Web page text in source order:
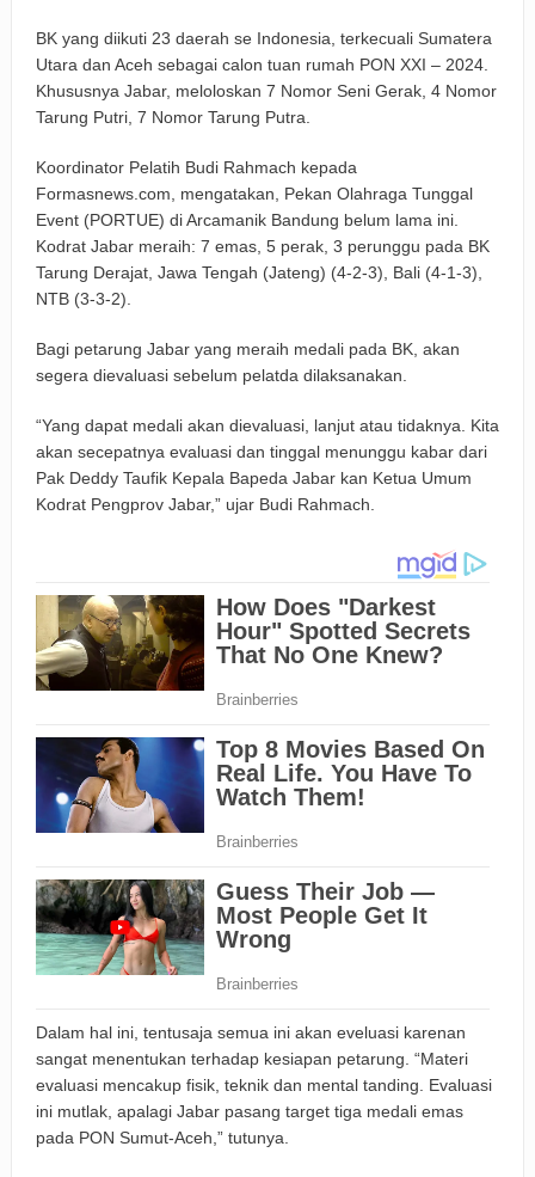
BK yang diikuti 23 daerah se Indonesia, terkecuali Sumatera
Utara dan Aceh sebagai calon tuan rumah PON XXI – 2024.
Khususnya Jabar, meloloskan 7 Nomor Seni Gerak, 4 Nomor
Tarung Putri, 7 Nomor Tarung Putra.
Koordinator Pelatih Budi Rahmach kepada
Formasnews.com, mengatakan, Pekan Olahraga Tunggal
Event (PORTUE) di Arcamanik Bandung belum lama ini.
Kodrat Jabar meraih: 7 emas, 5 perak, 3 perunggu pada BK
Tarung Derajat, Jawa Tengah (Jateng) (4-2-3), Bali (4-1-3),
NTB (3-3-2).
Bagi petarung Jabar yang meraih medali pada BK, akan
segera dievaluasi sebelum pelatda dilaksanakan.
“Yang dapat medali akan dievaluasi, lanjut atau tidaknya. Kita
akan secepatnya evaluasi dan tinggal menunggu kabar dari
Pak Deddy Taufik Kepala Bapeda Jabar kan Ketua Umum
Kodrat Pengprov Jabar,” ujar Budi Rahmach.
Dalam hal ini, tentusaja semua ini akan eveluasi karenan
sangat menentukan terhadap kesiapan petarung. “Materi
evaluasi mencakup fisik, teknik dan mental tanding. Evaluasi
ini mutlak, apalagi Jabar pasang target tiga medali emas
pada PON Sumut-Aceh,” tutunya.